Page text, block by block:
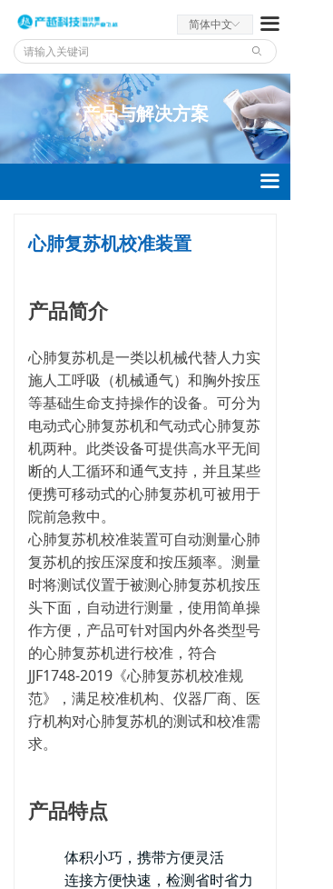
ꄙ
끀
ꀅ
简体中文
产品与解决方案
产品简介
心肺复苏机是一类以机械代替人力实
施人工呼吸（机械通气）和胸外按压
等基础生命支持操作的设备。可分为
电动式心肺复苏机和气动式心肺复苏
机两种。此类设备可提供高水平无间
断的人工循环和通气支持，并且某些
便携可移动式的心肺复苏机可被用于
院前急救中。
心肺复苏机校准装置可自动测量心肺
复苏机的按压深度和按压频率。测量
时将测试仪置于被测心肺复苏机按压
头下面，自动进行测量，使用简单操
作方便，产品可针对国内外各类型号
的心肺复苏机进行校准，符合
JJF1748-2019《心肺复苏机校准规
范》，满足校准机构、仪器厂商、医
疗机构对心肺复苏机的测试和校准需
求。
产品特点
体积小巧，携带方便灵活
连接方便快速，检测省时省力
心肺复苏机校准装置
끀